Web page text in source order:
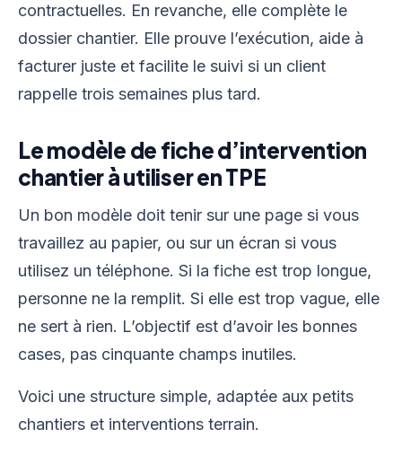
contractuelles. En revanche, elle complète le
dossier chantier. Elle prouve l’exécution, aide à
facturer juste et facilite le suivi si un client
rappelle trois semaines plus tard.
Le modèle de fiche d’intervention
chantier à utiliser en TPE
Un bon modèle doit tenir sur une page si vous
travaillez au papier, ou sur un écran si vous
utilisez un téléphone. Si la fiche est trop longue,
personne ne la remplit. Si elle est trop vague, elle
ne sert à rien. L’objectif est d’avoir les bonnes
cases, pas cinquante champs inutiles.
Voici une structure simple, adaptée aux petits
chantiers et interventions terrain.